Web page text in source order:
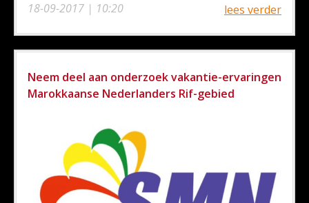
18-09-2017 | 10:20
lees verder
Neem deel aan onderzoek vakantie-ervaringen
Marokkaanse Nederlanders Rif-gebied